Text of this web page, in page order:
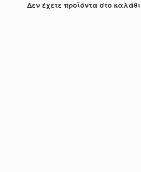
Δεν έχετε προϊόντα στο